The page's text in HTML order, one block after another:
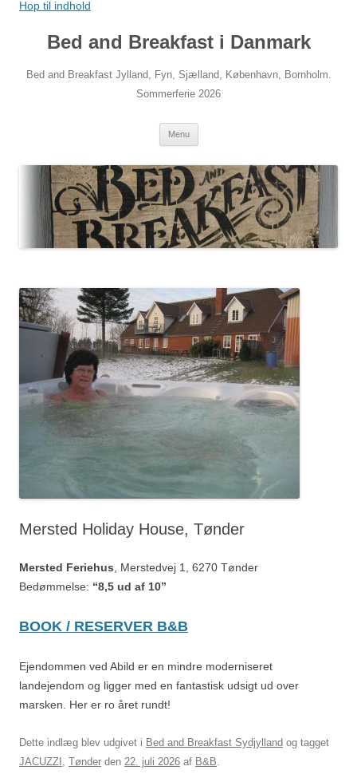
Hop til indhold
Bed and Breakfast i Danmark
Bed and Breakfast Jylland, Fyn, Sjælland, København, Bornholm.
Sommerferie 2026
Menu
Mersted Holiday House, Tønder
Mersted Feriehus, Merstedvej 1, 6270 Tønder
Bedømmelse: “8,5 ud af 10”
BOOK / RESERVER B&B
Ejendommen ved Abild er en mindre moderniseret
landejendom og ligger med en fantastisk udsigt ud over
marsken. Her er ro året rundt!
Dette indlæg blev udgivet i Bed and Breakfast Sydjylland og tagget
JACUZZI , Tønder den 22. juli 2026 af B&B.